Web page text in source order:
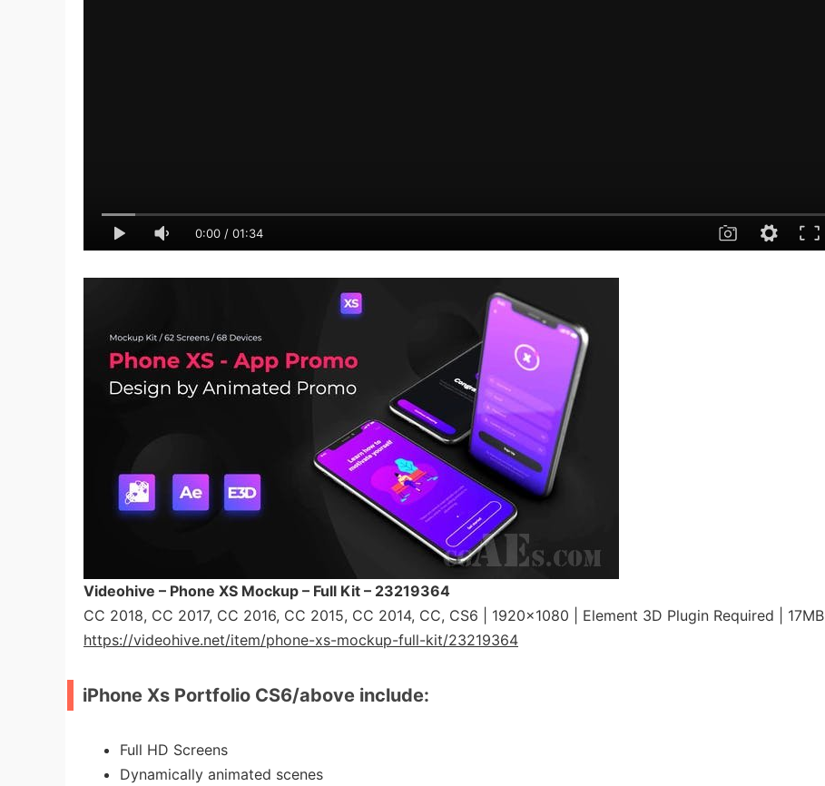
0:00 / 01:34
Videohive – Phone XS Mockup – Full Kit – 23219364
CC 2018, CC 2017, CC 2016, CC 2015, CC 2014, CC, CS6 | 1920×1080 | Element 3D Plugin Required | 17MB
https://videohive.net/item/phone-xs-mockup-full-kit/23219364
iPhone Xs Portfolio CS6/above include:
Full HD Screens
Dynamically animated scenes